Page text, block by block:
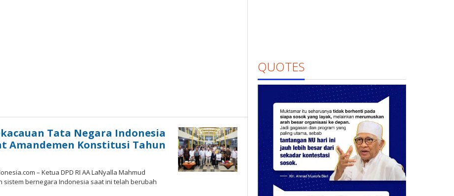
Tata Negara Indonesia
Amandemen Konstitusi Tahun
– Ketua DPD RI AA LaNyalla Mahmud
sistem bernegara Indonesia saat ini telah berubah
QUOTES